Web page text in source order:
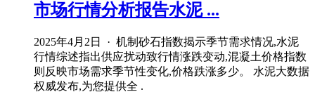
市场行情分析报告水泥 ...
2025年4月2日 · 机制砂石指数揭示季节需求情况,水泥
行情综述指出供应扰动致行情涨跌变动,混凝土价格指数
则反映市场需求季节性变化,价格跌涨多少。 水泥大数据
权威发布,为您提供全 .